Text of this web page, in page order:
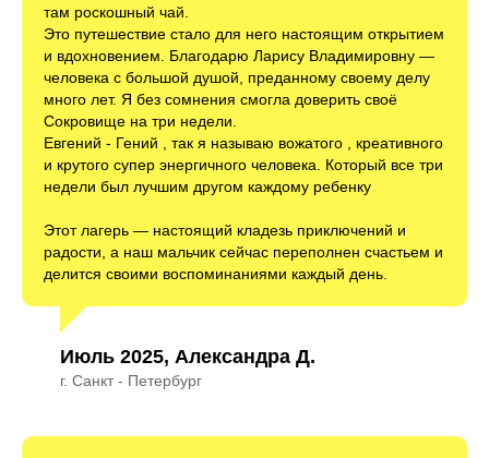
там роскошный чай.
Это путешествие стало для него настоящим открытием
и вдохновением. Благодарю Ларису Владимировну —
человека с большой душой, преданному своему делу
много лет. Я без сомнения смогла доверить своё
Сокровище на три недели.
Евгений - Гений , так я называю вожатого , креативного
и крутого супер энергичного человека. Который все три
недели был лучшим другом каждому ребенку
Этот лагерь — настоящий кладезь приключений и
радости, а наш мальчик сейчас переполнен счастьем и
делится своими воспоминаниями каждый день.
Июль 2025, Александра Д.
г. Санкт - Петербург